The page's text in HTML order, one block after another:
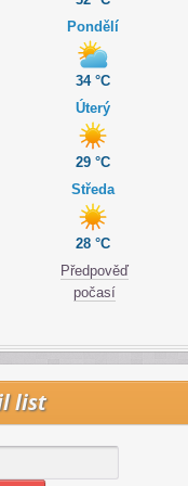
Pondělí
34 °C
Úterý
29 °C
Středa
28 °C
Předpověď
počasí
list